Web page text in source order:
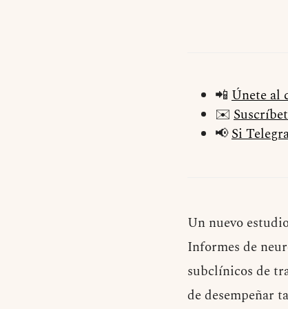
📲 Únete al
✉️
📢Si
Un nuevo
Informes de
subclínicos de
de desempeñar